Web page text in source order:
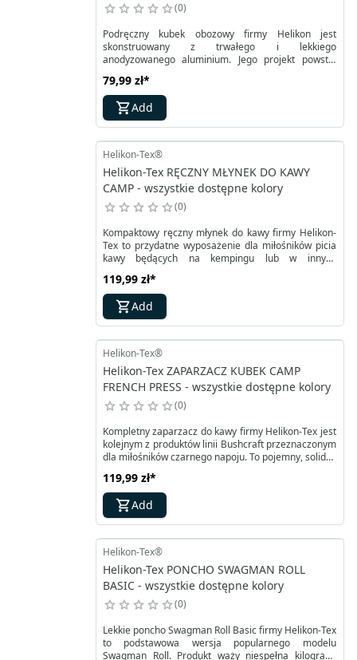
0
Podręczny kubek obozowy firmy Helikon jest
skonstruowany z trwałego i lekkiego
anodyzowanego aluminium. Jego projekt powstał
składane metalowe uchwyty, które można połączyć
w rączkę. Mają one osłonę, aby uniknąć poparzenia.
Dopasowana pokrywka z niewielkim również
składanym uchwytem umożliwia zamknięcie
79,99 zł*
Add
Helikon-Tex®
Helikon-Tex RĘCZNY MŁYNEK DO KAWY
CAMP - wszystkie dostępne kolory
0
Kompaktowy ręczny młynek do kawy firmy Helikon-
Tex to przydatne wyposażenie dla miłośników picia
kawy będących na kempingu lub w innych
składa i rozkłada. Dzięki prostej stylistyce może być
również estetycznym gadżetem w domu. Obudowa i
mechanizm młynka został wykonany ze stali
nierdzewnej, natomiast żarna są ceramiczne.
119,99 zł*
Add
Helikon-Tex®
Helikon-Tex ZAPARZACZ KUBEK CAMP
FRENCH PRESS - wszystkie dostępne kolory
0
Kompletny zaparzacz do kawy firmy Helikon-Tex jest
kolejnym z produktów linii Bushcraft przeznaczonym
dla miłośników czarnego napoju. To pojemny, solidny
kawy w warunkach obozowych. Składa się z dużego
obozowego kubka wykonanego z anodyzowanego
aluminium oraz pokrywy i prasy do kawy ze stali
nierdzewnej.
119,99 zł*
Add
Helikon-Tex®
Helikon-Tex PONCHO SWAGMAN ROLL
BASIC - wszystkie dostępne kolory
0
Lekkie poncho Swagman Roll Basic firmy Helikon-Tex
to podstawowa wersja popularnego modelu
Swagman Roll. Produkt waży niespełna kilogram,